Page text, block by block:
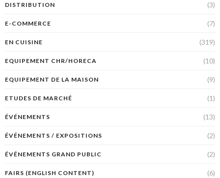
DISTRIBUTION (3)
E-COMMERCE (7)
EN CUISINE (319)
EQUIPEMENT CHR/HORECA (10)
EQUIPEMENT DE LA MAISON (9)
ETUDES DE MARCHÉ (1)
ÉVÉNEMENTS (13)
ÉVÉNEMENTS / EXPOSITIONS (2)
ÉVÉNEMENTS GRAND PUBLIC (2)
FAIRS (ENGLISH CONTENT) (6)